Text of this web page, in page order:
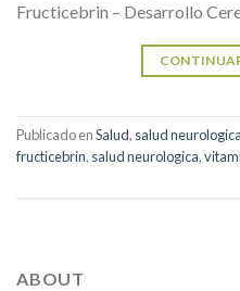
Fructicebrin – Desarrollo
Publicado enSalud, salud neurologica
fructicebrin, salud neurologica,
ABOUT